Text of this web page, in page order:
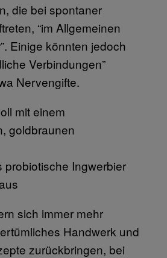
die bei spontaner
“im Allgemeinen
Einige könnten jedoch
Verbindungen”
Nervengifte.
probiotische Ingwerbier
sich immer mehr
Handwerk und
zurückbringen, bei